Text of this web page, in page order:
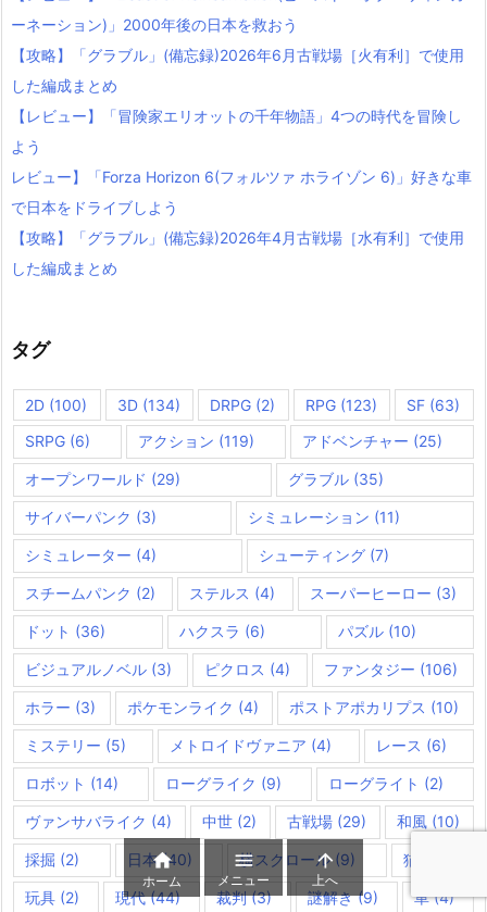
ーネーション)」2000年後の日本を救おう
【攻略】「グラブル」(備忘録)2026年6月古戦場［火有利］で使用
した編成まとめ
【レビュー】「冒険家エリオットの千年物語」4つの時代を冒険し
よう
レビュー】「Forza Horizon 6(フォルツァ ホライゾン 6)」好きな車
で日本をドライブしよう
【攻略】「グラブル」(備忘録)2026年4月古戦場［水有利］で使用
した編成まとめ
タグ
2D (100) 3D(134) DRPG (2) RPG(123) SF (63)
SRPG (6) アクション (119) アドベンチャー (25)
オープンワールド (29) グラブル(35)
サイバーパンク (3) シミュレーション (11)
シミュレーター (4) シューティング(7)
スチームパンク (2) ステルス (4) スーパーヒーロー (3)
ドット (36) ハクスラ (6) パズル (10)
ビジュアルノベル (3) ピクロス (4) ファンタジー (106)
ホラー (3) ポケモンライク (4) ポストアポカリプス (10)
ミステリー (5) メトロイドヴァニア (4) レース (6)
ロボット (14) ローグライク (9) ローグライト (2)
ヴァンサバライク (4) 中世 (2) 古戦場 (29) 和風 (10)
採掘 (2) 日本(40) 横スクロール(9) 猫
玩具 (2) 現代(44) 裁判(3) 謎解き(9) 車(4)

ホーム

メニュー

上へ